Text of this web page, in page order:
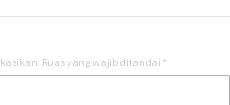
Ruas yang wajib ditandai *